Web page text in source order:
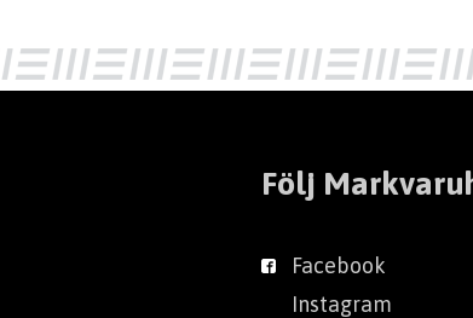
Följ
Facebook
Instagram